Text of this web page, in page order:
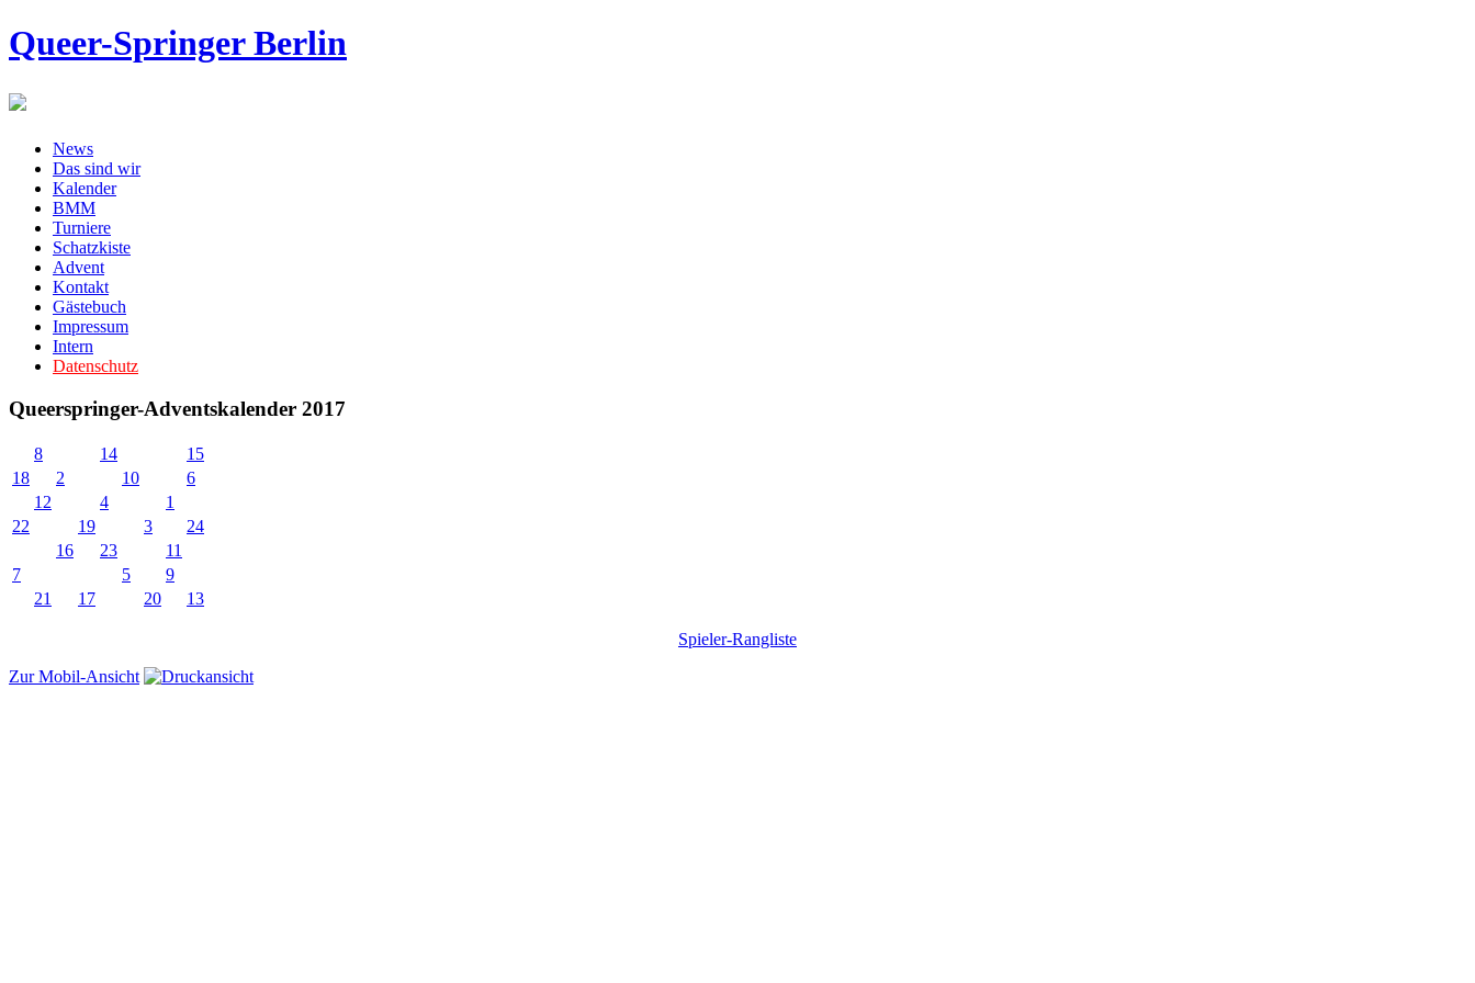
Queer-Springer Berlin
News
Das sind wir
Kalender
BMM
Turniere
Schatzkiste
Advent
Kontakt
Gästebuch
Impressum
Intern
Datenschutz
Queerspringer-Adventskalender 2017
8 14
15
18
2 10
6
12
4
1
22
19 3
24
16
23
11
7
5
9
21
17 20 13
Spieler-Rangliste
Zur Mobil-Ansicht